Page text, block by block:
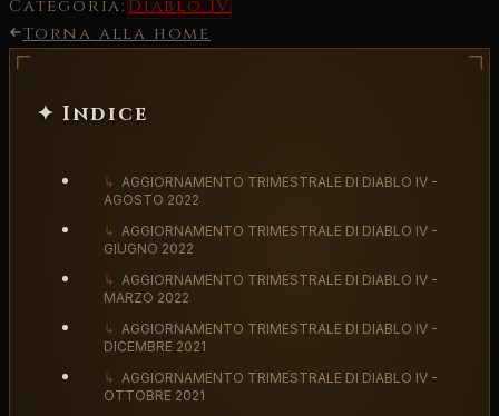
Categoria: Diablo IV
Torna alla home
✦ Indice
↳ AGGIORNAMENTO TRIMESTRALE DI DIABLO IV -
AGOSTO 2022
↳ AGGIORNAMENTO TRIMESTRALE DI DIABLO IV -
GIUGNO 2022
↳ AGGIORNAMENTO TRIMESTRALE DI DIABLO IV -
MARZO 2022
↳ AGGIORNAMENTO TRIMESTRALE DI DIABLO IV -
DICEMBRE 2021
↳ AGGIORNAMENTO TRIMESTRALE DI DIABLO IV -
OTTOBRE 2021